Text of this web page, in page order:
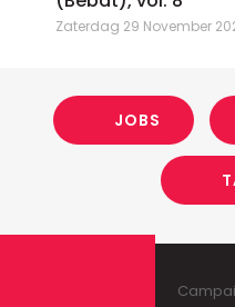
Zaterdag 29 November
JOBS